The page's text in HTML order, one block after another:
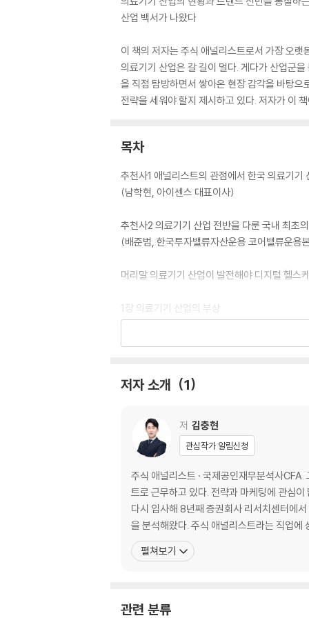
산업 백서가 나왔다
이 책의 저자는 주식 애널리스트로서 가장 오
의료기기 산업은 갈 길이 멀다. 게다가 산업군
을 직접 탐방하면서 쌓아온 현장 감각을 바탕
전략을 세워야 할지 제시하고 있다. 저자가 이
목차
추천사1 애널리스트의 관점에서 한국 의료기기
(남학현, 아이센스 대표이사)
추천사2 의료기기 산업 전반을 다룬 국내 최초
(배준범, 한국투자밸류자산운용 코어밸류운용
머리말 의료기기 산업이 발전해야 디지털 헬스
1장 의료기기 산업의 부상
1 코로나바이러스와 헬스케어 산업의 디지털 전
기존 의료 시스템과 결합할 수밖에 없는 원격의
2장 글로벌 의료기기 산업의 이해
1 글로벌 의료기기 산업의 특징
의료기기 산업은 치료, 진단, 건강관리로 구분
왜 필러는 의료기기인데 보톡스는 의약품인가
의료기기 규제 시스템
의료기기와 의약품의 임상시험 비교
가격결정의 주체는 기업이 아닌 건강보험
실제 고객은 처방 권한을 가진 의사
대기업의 기본 전략은 인수합병
저자 소개 1
저 김충현
관심작가 알림신청
주식 애널리스트 · 국제공인재무분석사CFA. 고려대에서 산업공학을 전공했다. 현재 미래에셋대우 리서치센터에서 글로벌 첨단 의료기기 산업을 분석하는 주식 애널리스
트로 근무하고 있다. 전략과 마케팅에 관심
다시 입사해 8년째 증권회사 리서치센터에서 근무하고 있다. 국내에서 유일하게 글로벌 및 국내 의료기기 산업을 모두 분석
을 분석해왔다. 주식 애널리스트라는 직업에
펼쳐보기
관련 분류